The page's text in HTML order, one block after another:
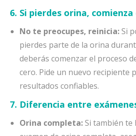
6. Si pierdes orina,
No te preocupes, reinicia: Si
pierdes parte de la orina
deberás comenzar el proceso
cero. Pide un nuevo recipiente
resultados confiables.
7. Diferencia entre
Orina completa: Si también te